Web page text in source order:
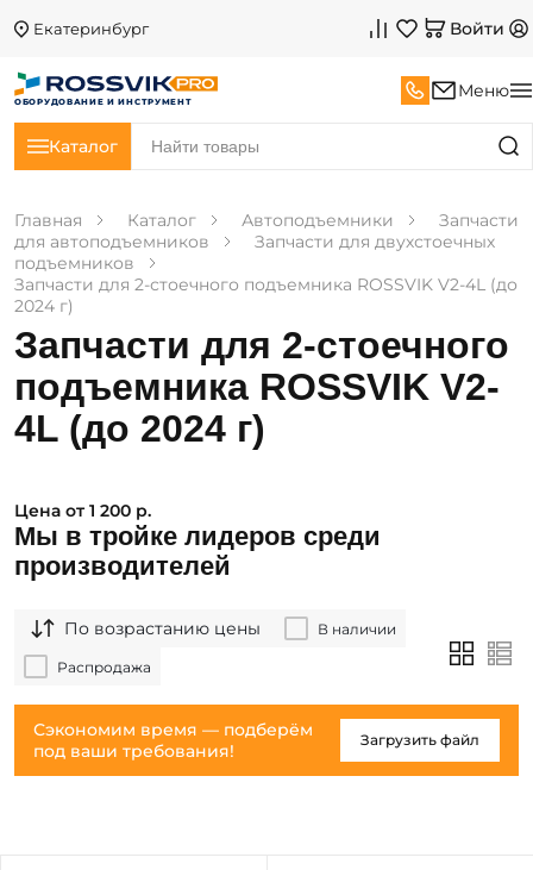
Екатеринбург Войти
ОБОРУДОВАНИЕ И ИНСТРУМЕНТ
Меню
Каталог
Главная Каталог Автоподъемники
Запчасти
для автоподъемников
Запчасти для двухстоечных
подъемников
Запчасти для 2-стоечного подъемника ROSSVIK V2-4L (до
2024 г)
Запчасти для 2-стоечного
подъемника ROSSVIK V2-
4L (до 2024 г)
Цена от 1 200 р.
Мы в тройке лидеров среди
производителей
По возрастанию цены В наличии
Распродажа
Сэкономим время — подберём
под ваши требования!
Загрузить файл